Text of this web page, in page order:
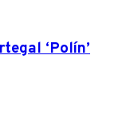
‘Polín’